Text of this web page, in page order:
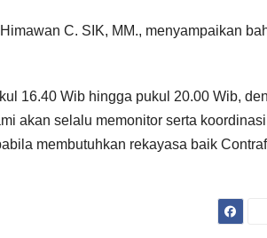
C. SIK, MM., menyampaikan
16.40 Wib hingga pukul 20.00 Wib,
akan selalu memonitor serta
membutuhkan rekayasa baik